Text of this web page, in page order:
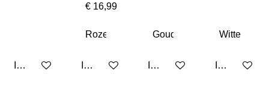
In winkelwagen
€ 16,99
In winkelwagen In winkelwagen In